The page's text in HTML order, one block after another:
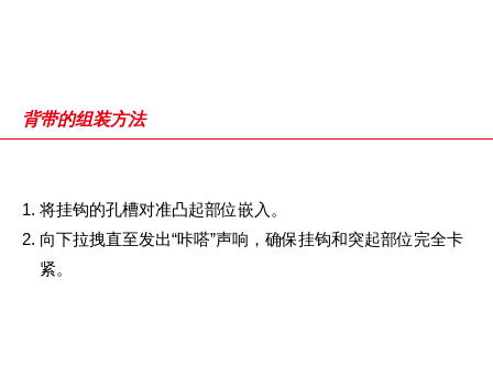
背带的组装方法
将挂钩的孔槽对准凸起部位嵌入。
向下拉拽直至发出“咔嗒”声响，确保挂钩和突起部位完全卡
紧。